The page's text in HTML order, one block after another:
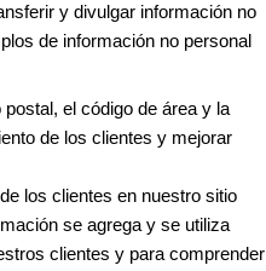
y divulgar información no
de información no personal
el código de área y la
de los clientes y mejorar
los clientes en nuestro sitio
se agrega y se utiliza
clientes y para comprender